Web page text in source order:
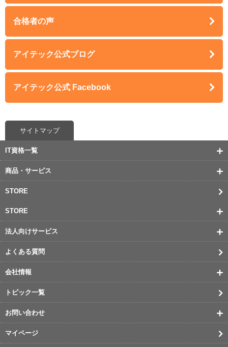
合格者の声
アイテック公式ブログ
アイテック公式 Facebook
サイトマップ
IT資格一覧
商品・サービス
STORE
STORE
法人向けサービス
よくある質問
会社情報
トピック一覧
お問い合わせ
マイページ